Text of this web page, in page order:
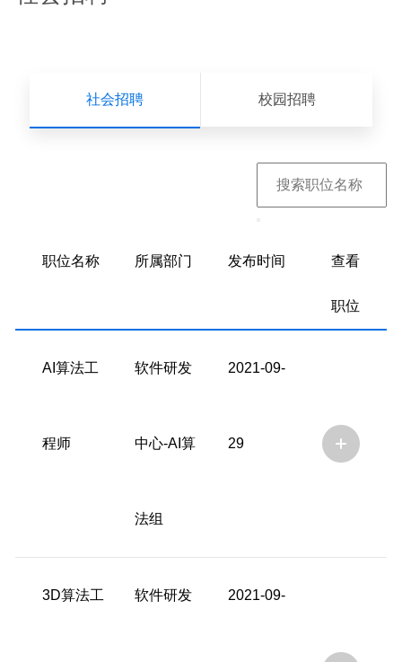
社会招聘 校园招聘
职位名称 所属部门 发布时间 查看
职位
AI算法工
程师
软件研发
中心-AI算
法组
2021-09-
29
3D算法工 软件研发 2021-09-